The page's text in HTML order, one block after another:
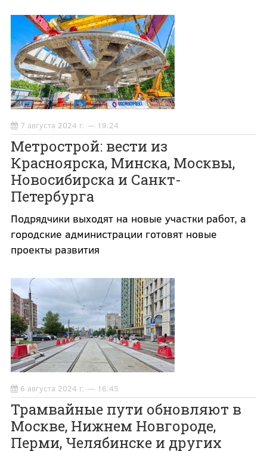
7 августа 2024 г. — 19:24
Метрострой: вести из
Красноярска, Минска, Москвы,
Новосибирска и Санкт-
Петербурга
Подрядчики выходят на новые участки работ, а
городские администрации готовят новые
проекты развития
6 августа 2024 г. — 16:45
Трамвайные пути обновляют в
Москве, Нижнем Новгороде,
Перми, Челябинске и других